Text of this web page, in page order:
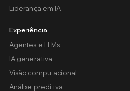
Liderança em IA
Experiência
Agentes e LLMs
IA generativa
Visão computacional
Análise preditiva